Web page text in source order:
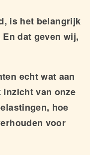
is het belangrijk
dat geven wij,
echt wat aan
inzicht van onze
hoe
voor